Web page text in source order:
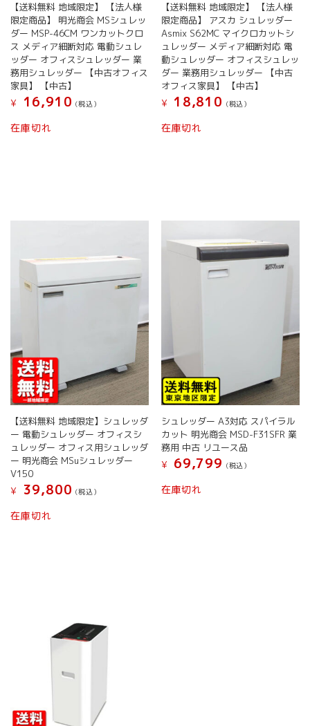
【送料無料 地域限定】 【法人様
限定商品】 明光商会 MSシュレッ
ダー MSP-46CM ワンカットクロ
ス メディア細断対応 電動シュレ
ッダー オフィスシュレッダー 業
務用シュレッダー 【中古オフィス
家具】 【中古】
¥
16,910 (税込）
在庫切れ
【送料無料 地域限定】 【法人様
限定商品】 アスカ シュレッダー
Asmix S62MC マイクロカットシ
ュレッダー メディア細断対応 電
動シュレッダー オフィスシュレッ
ダー 業務用シュレッダー 【中古
オフィス家具】 【中古】
¥
18,810 (税込）
在庫切れ
【送料無料 地域限定】シュレッダ
ー 電動シュレッダー オフィスシ
ュレッダー オフィス用シュレッダ
ー 明光商会 MSuシュレッダー
V150
¥
39,800 (税込）
在庫切れ
シュレッダー A3対応 スパイラル
カット 明光商会 MSD-F31SFR 業
務用 中古 リユース品
¥
69,799 (税込）
在庫切れ